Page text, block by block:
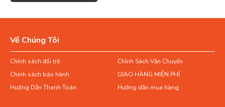
Về Chúng Tôi
Chính sách đổi trả
Chính Sách Vận Chuyển
Chính sách bảo hành
GIAO HÀNG MIỄN PHÍ
Hướng Dẫn Thanh Toán
Hướng dẫn mua hàng